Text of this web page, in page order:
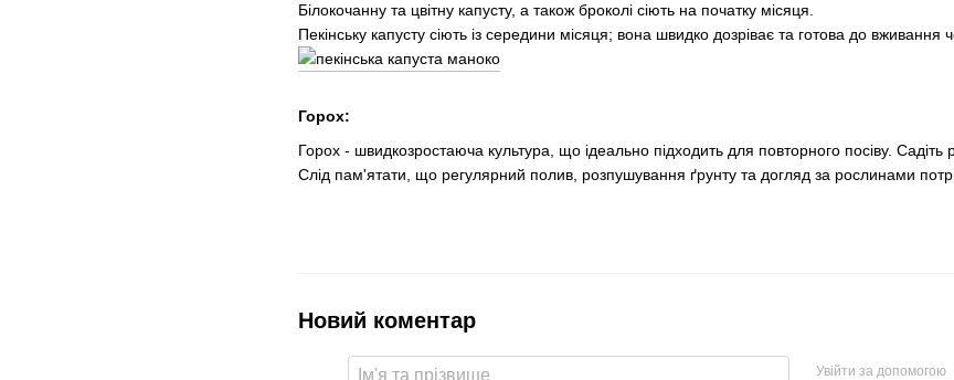
Білокочанну та цвітну капусту, а також броколі сіють на початку місяця.
Пекінську капусту сіють із середини місяця; вона швидко дозріває та готова до вживання
Горох:
Горох - швидкозростаюча культура, що ідеально підходить для повторного посіву.
Слід пам'ятати, що регулярний полив, розпушування ґрунту та догляд за рослинами
Новий коментар
Увійти за допомогою